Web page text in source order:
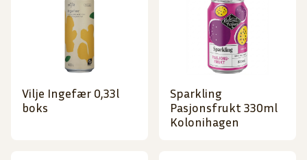
Vilje Ingefær 0,33l
boks
Sparkling
Pasjonsfrukt 330ml
Kolonihagen